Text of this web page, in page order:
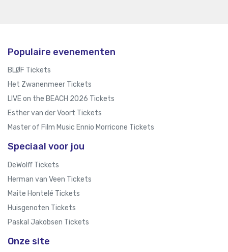
Populaire evenementen
BLØF Tickets
Het Zwanenmeer Tickets
LIVE on the BEACH 2026 Tickets
Esther van der Voort Tickets
Master of Film Music Ennio Morricone Tickets
Speciaal voor jou
DeWolff Tickets
Herman van Veen Tickets
Maite Hontelé Tickets
Huisgenoten Tickets
Paskal Jakobsen Tickets
Onze site